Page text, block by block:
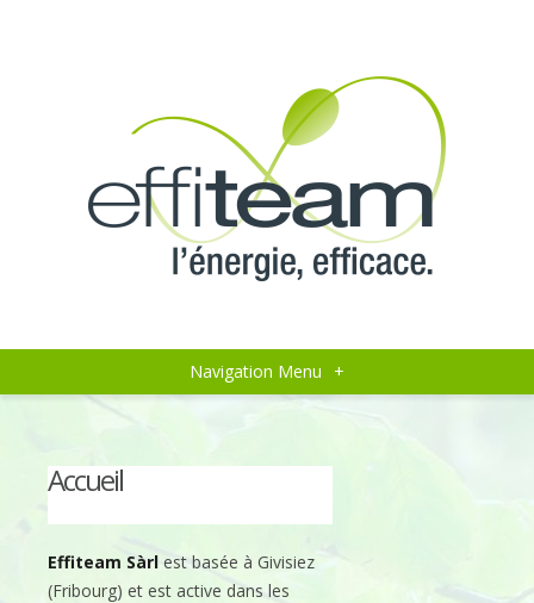
Navigation Menu +
Accueil
Effiteam Sàrl est basée à Givisiez
(Fribourg) et est active dans les